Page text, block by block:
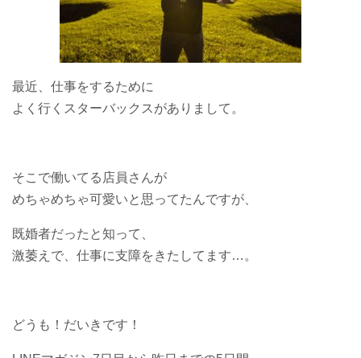
最近、仕事をするために
よく行くスターバックスがありまして。
そこで働いてる店員さんが
めちゃめちゃ可愛いと思ってたんですが、
既婚者だったと知って、
激萎えで、仕事に支障をきたしてます…。
どうも！だいきです！